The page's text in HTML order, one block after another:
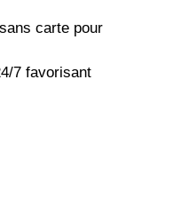
carte pour
7 favorisant